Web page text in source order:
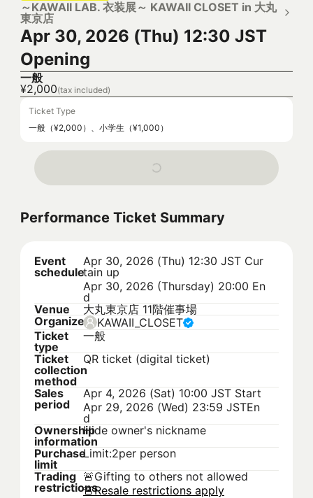
～KAWAII LAB. 衣装展～ KAWAII CLOSET in 大丸
東京店
Apr 30, 2026 (Thu) 12:30 JST
Opening
一般
¥2,000(tax included)
Ticket Type
一般（¥2,000）、小学生（¥1,000）
Performance Ticket Summary
Event
schedule
Apr 30, 2026 (Thu) 12:30 JST Cur
tain up
Apr 30, 2026 (Thursday) 20:00 En
d
Venue
大丸東京店 11階催事場
Organizer KAWAII_CLOSET
Ticket
type
一般
Ticket
collection
method
QR ticket (digital ticket)
Sales
period
Apr 4, 2026 (Sat) 10:00 JST Start
Apr 29, 2026 (Wed) 23:59 JSTEn
d
Ownership
information
Hide owner's nickname
Purchase
limit
Limit:2per person
Trading
restrictions
🚨Gifting to others not allowed
🚨Resale restrictions apply